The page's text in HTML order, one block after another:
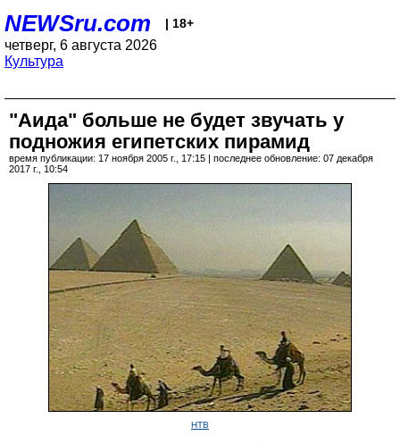
NEWSru.com | 18+
четверг, 6 августа 2026
Культура
"Аида" больше не будет звучать у
подножия египетских пирамид
время публикации: 17 ноября 2005 г., 17:15 | последнее обновление: 07 декабря
2017 г., 10:54
НТВ